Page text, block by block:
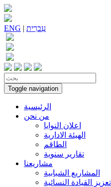
ENG | עִברִית
Toggle navigation
الرئيسية
من نحن
اعلان النوايا
الهيئة الادارية
الطاقم
تقارير سنوية
مشاريعنا
المشاريع الشبابية
القيادة النسائية